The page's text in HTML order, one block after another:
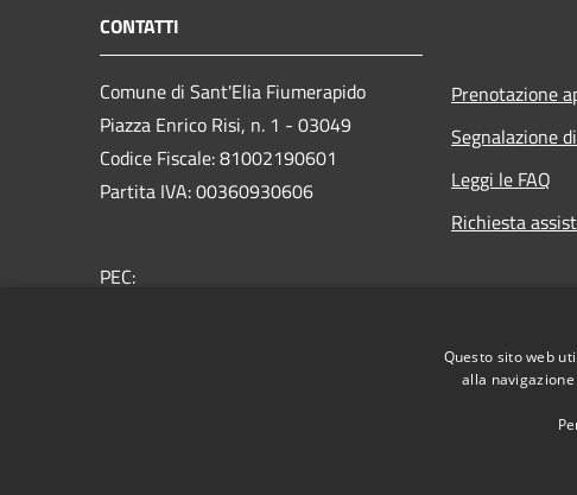
CONTATTI
Comune di Sant'Elia Fiumerapido
Piazza Enrico Risi, n. 1 - 03049
Codice Fiscale: 81002190601
Partita IVA: 00360930606
PEC:
Prenotazione
Segnalazione
Leggi le FAQ
Richiesta
Questo sito web
alla